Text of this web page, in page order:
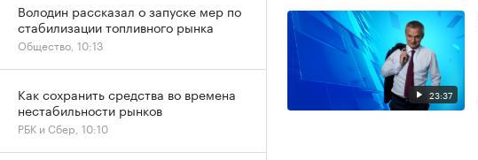
23:37
Володин рассказал о запуске мер по
стабилизации топливного рынка
Общество, 10:13
Как сохранить средства во времена
нестабильности рынков
РБК и Сбер, 10:10